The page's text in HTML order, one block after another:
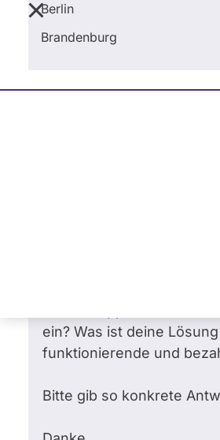
Berlin
Brandenburg
Suche
Startseite Frage stellen
Maren
Was ist deine
Staffelmieten? Und
Setzt du dich für
ein? Was ist deine
funktionierende und
Bitte gib so konkrete